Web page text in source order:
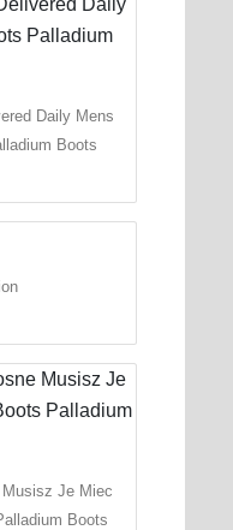
Daily Mens
Boots
Je Miec
Boots